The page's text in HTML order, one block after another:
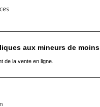
aux mineurs de
de la vente en ligne.